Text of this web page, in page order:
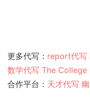
更多代写： report代写
数学代写 The College
合作平台： 天才代写